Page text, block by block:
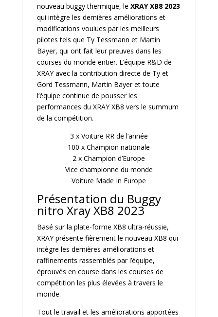
nouveau buggy thermique, le XRAY XB8 2023
qui intègre les dernières améliorations et
modifications voulues par les meilleurs
pilotes tels que Ty Tessmann et Martin
Bayer, qui ont fait leur preuves dans les
courses du monde entier. L’équipe R&D de
XRAY avec la contribution directe de Ty et
Gord Tessmann, Martin Bayer et toute
l’équipe continue de pousser les
performances du XRAY XB8 vers le summum
de la compétition.
3 x Voiture RR de l’année
100 x Champion nationale
2 x Champion d’Europe
Vice championne du monde
Voiture Made In Europe
Présentation du Buggy
nitro Xray XB8 2023
Basé sur la plate-forme XB8 ultra-réussie,
XRAY présente fièrement le nouveau XB8 qui
intègre les dernières améliorations et
raffinements rassemblés par l’équipe,
éprouvés en course dans les courses de
compétition les plus élevées à travers le
monde.
Tout le travail et les améliorations apportées